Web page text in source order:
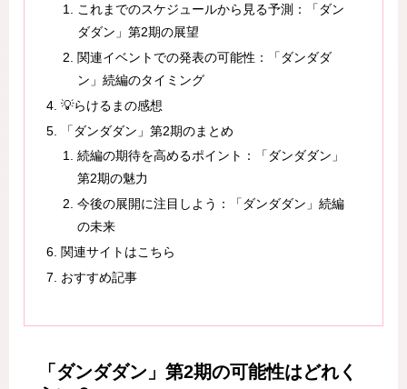
これまでのスケジュールから見る予測：「ダン
ダダン」第2期の展望
関連イベントでの発表の可能性：「ダンダダ
ン」続編のタイミング
💡らけるまの感想
「ダンダダン」第2期のまとめ
続編の期待を高めるポイント：「ダンダダン」
第2期の魅力
今後の展開に注目しよう：「ダンダダン」続編
の未来
関連サイトはこちら
おすすめ記事
「ダンダダン」第2期の可能性はどれく